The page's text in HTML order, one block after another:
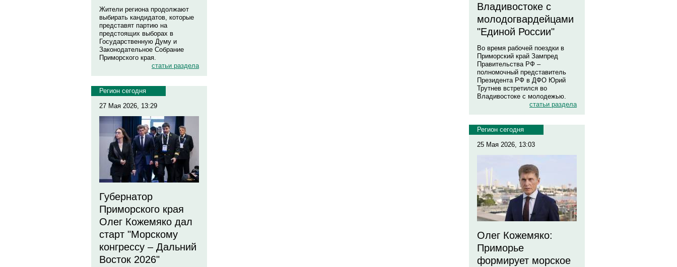
Жители региона продолжают
выбирать кандидатов, которые
представят партию на
предстоящих выборах в
Государственную Думу и
Законодательное Собрание
Приморского края.
статьи раздела
Регион сегодня
27 Мая 2026, 13:29
Губернатор
Приморского края
Олег Кожемяко дал
старт "Морскому
конгрессу – Дальний
Восток 2026"
Владивостоке с
молодогвардейцами
"Единой России"
Во время рабочей поездки в
Приморский край Зампред
Правительства РФ –
полномочный представитель
Президента РФ в ДФО Юрий
Трутнев встретился во
Владивостоке с молодежью.
статьи раздела
Регион сегодня
25 Мая 2026, 13:03
Олег Кожемяко:
Приморье
формирует морское